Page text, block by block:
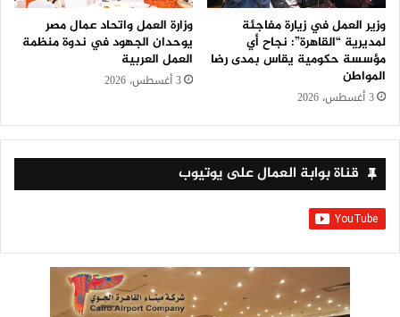
وزير العمل في زيارة مفاجئة
لمديرية “القاهرة”: نجاح أي
مؤسسة حكومية يقاس بمدى رضا
المواطن
3 أغسطس، 2026
وزارة العمل واتحاد عمال مصر
يوحدان الجهود في ندوة منظمة
العمل العربية
3 أغسطس، 2026
قناة بوابة العمال على يوتيوب